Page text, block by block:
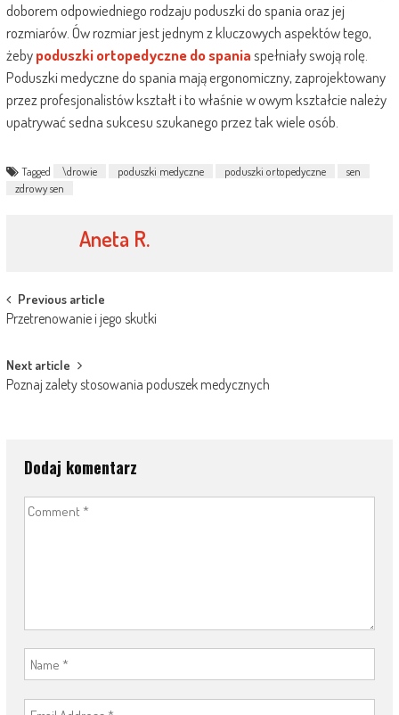
doborem odpowiedniego rodzaju poduszki do spania oraz jej
rozmiarów. Ów rozmiar jest jednym z kluczowych aspektów tego,
żebypoduszki ortopedyczne do spaniaspełniały swoją rolę.
Poduszki medyczne do spania mają ergonomiczny, zaprojektowany
przez profesjonalistów kształt i to właśnie w owym kształcie należy
upatrywać sedna sukcesu szukanego przez tak wiele osób.
Tagged \drowie poduszki medyczne poduszki ortopedyczne
sen
zdrowy sen
Aneta R.
Post
navigation
Previous article
Przetrenowanie i jego skutki
Next article
Poznaj zalety stosowania poduszek medycznych
Dodaj komentarz